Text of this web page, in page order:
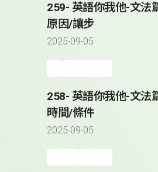
259- 英語你我他-文法
原因/讓步
2025-09-05
258- 英語你我他-文法
時間/條件
2025-09-05